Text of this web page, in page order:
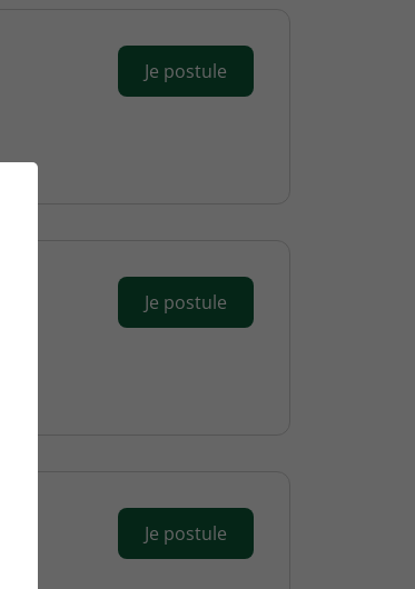
Je postule
Je postule
Je postule